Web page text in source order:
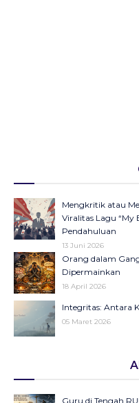
Mengkritik atau
Viralitas Lagu “My
Pendahuluan
13 Juni 2026
Orang dalam
Dipermainkan
18 April 2026
Integritas: Antara
05 Maret 2026
Panggung Radio
23 Desember 2025
Guru di Tengah